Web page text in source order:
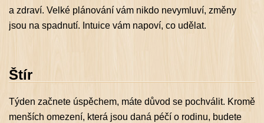
a zdraví. Velké plánování vám nikdo nevymluví, změny
jsou na spadnutí. Intuice vám napoví, co udělat.
Štír
Týden začnete úspěchem, máte důvod se pochválit. Kromě
menších omezení, která jsou daná péčí o rodinu, budete